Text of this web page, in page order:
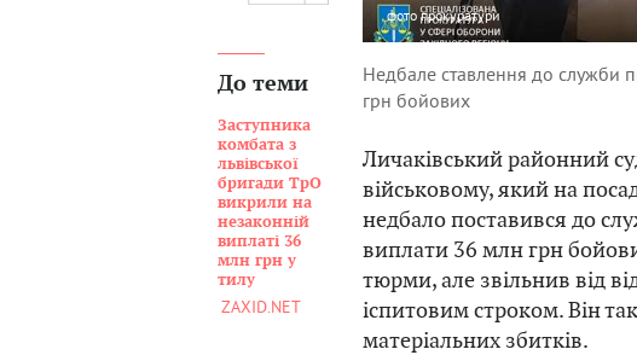
До теми
Заступника
комбата з
львівської
бригади ТрО
викрили на
незаконній
виплаті 36
млн грн у
тилу
ZAXID.NET
фотопрокуратури
Недбале ставлення до служби
грн бойових
Личаківський районний
військовому, який на
недбало поставився до
виплати 36 млн грн
тюрми, але звільнив від
іспитовим строком. Він
матеріальних збитків.